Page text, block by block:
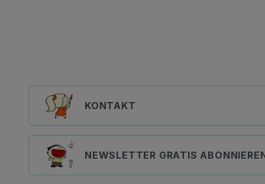
KONTAKT
NEWSLETTER GRATIS